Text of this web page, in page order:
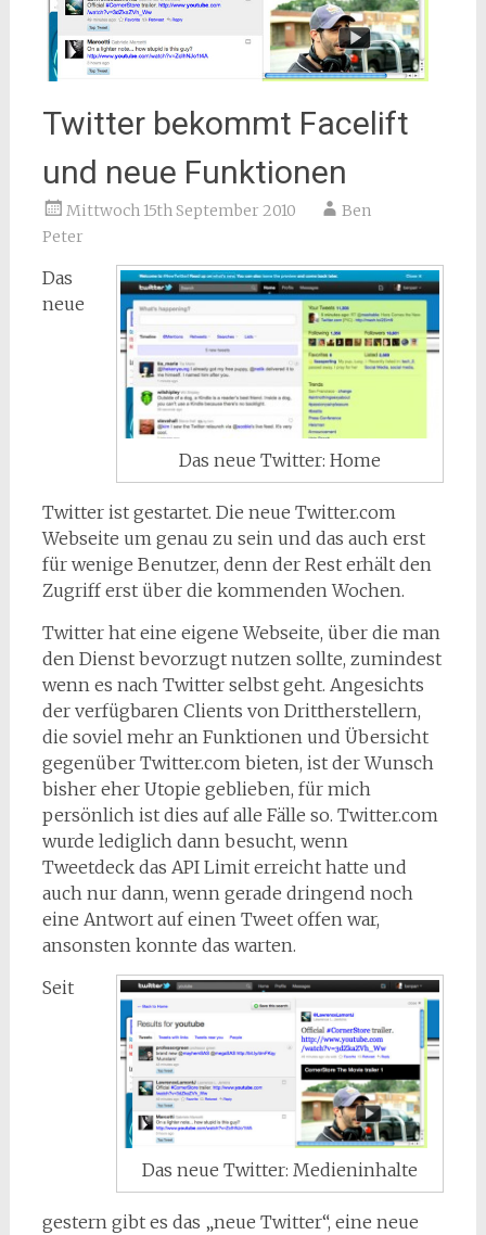
Twitter bekommt Facelift
und neue Funktionen
Mittwoch 15th September 2010
Ben
Peter
Das neue Twitter: Home
Das
neue
Twitter ist gestartet. Die neue Twitter.com
Webseite um genau zu sein und das auch erst
für wenige Benutzer, denn der Rest erhält den
Zugriff erst über die kommenden Wochen.
Twitter hat eine eigene Webseite, über die man
den Dienst bevorzugt nutzen sollte, zumindest
wenn es nach Twitter selbst geht. Angesichts
der verfügbaren Clients von Drittherstellern,
die soviel mehr an Funktionen und Übersicht
gegenüber Twitter.com bieten, ist der Wunsch
bisher eher Utopie geblieben, für mich
persönlich ist dies auf alle Fälle so. Twitter.com
wurde lediglich dann besucht, wenn
Tweetdeck das API Limit erreicht hatte und
auch nur dann, wenn gerade dringend noch
eine Antwort auf einen Tweet offen war,
ansonsten konnte das warten.
Das neue Twitter: Medieninhalte
Seit
gestern gibt es das „neue Twitter“, eine neue